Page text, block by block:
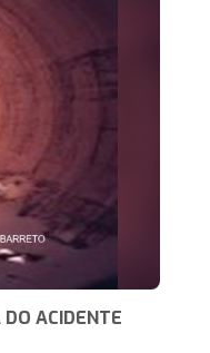
ACIDENTE